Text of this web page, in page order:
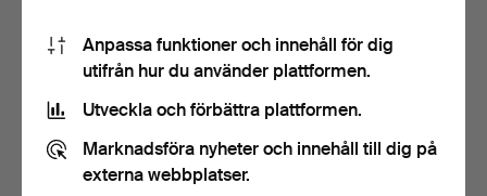
Anpassa funktioner och innehåll för dig
utifrån hur du använder plattformen.
Utveckla och förbättra plattformen.
Marknadsföra nyheter och innehåll till dig på
externa webbplatser.